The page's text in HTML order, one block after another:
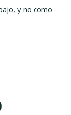
y no como